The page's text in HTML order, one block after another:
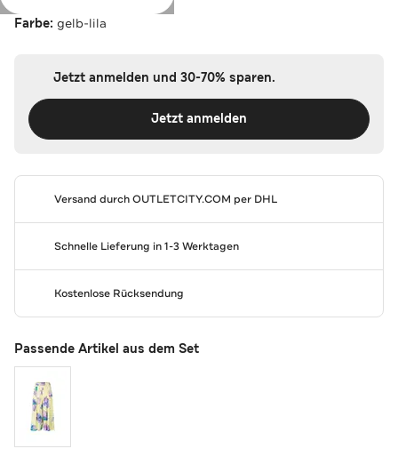
Farbe: gelb-lila
Jetzt anmelden und 30-70% sparen.
Jetzt anmelden
Versand durchOUTLETCITY.COM per DHL
Schnelle Lieferung in 1-3 Werktagen
Kostenlose Rücksendung
Passende Artikel aus dem Set